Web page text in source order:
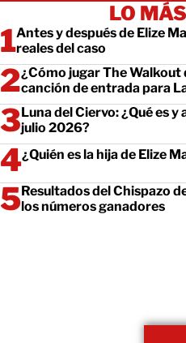
LO
Antes y después de Elize
reales del caso
¿Cómo jugar The
canción de entrada para
Luna del Ciervo: ¿Qué es
julio 2026?
¿Quién es la hija de Elize
Resultados del Chispazo
los números ganadores